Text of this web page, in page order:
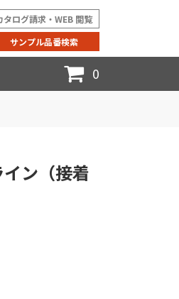
タログ請求・WEB 閲覧
サンプル品番検索
0
ン（接着